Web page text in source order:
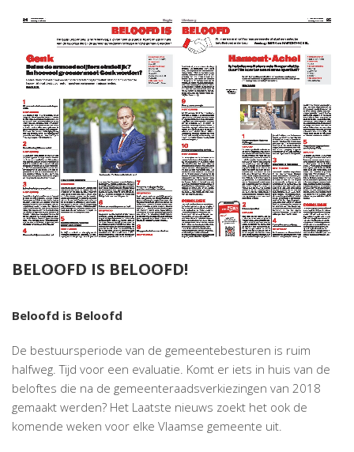
BELOOFD IS BELOOFD!
Beloofd is Beloofd
De bestuursperiode van de gemeentebesturen is ruim
halfweg. Tijd voor een evaluatie. Komt er iets in huis van de
beloftes die na de gemeenteraadsverkiezingen van 2018
gemaakt werden? Het Laatste nieuws zoekt het ook de
komende weken voor elke Vlaamse gemeente uit.